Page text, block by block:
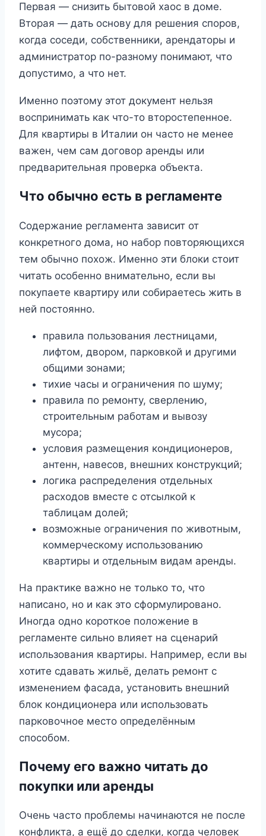
Первая — снизить бытовой хаос в доме.
Вторая — дать основу для решения споров,
когда соседи, собственники, арендаторы и
администратор по-разному понимают, что
допустимо, а что нет.
Именно поэтому этот документ нельзя
воспринимать как что-то второстепенное.
Для квартиры в Италии он часто не менее
важен, чем сам договор аренды или
предварительная проверка объекта.
Что обычно есть в регламенте
Содержание регламента зависит от
конкретного дома, но набор повторяющихся
тем обычно похож. Именно эти блоки стоит
читать особенно внимательно, если вы
покупаете квартиру или собираетесь жить в
ней постоянно.
правила пользования лестницами,
лифтом, двором, парковкой и другими
общими зонами;
тихие часы и ограничения по шуму;
правила по ремонту, сверлению,
строительным работам и вывозу
мусора;
условия размещения кондиционеров,
антенн, навесов, внешних конструкций;
логика распределения отдельных
расходов вместе с отсылкой к
таблицам долей;
возможные ограничения по животным,
коммерческому использованию
квартиры и отдельным видам аренды.
На практике важно не только то, что
написано, но и как это сформулировано.
Иногда одно короткое положение в
регламенте сильно влияет на сценарий
использования квартиры. Например, если вы
хотите сдавать жильё, делать ремонт с
изменением фасада, установить внешний
блок кондиционера или использовать
парковочное место определённым
способом.
Почему его важно читать до
покупки или аренды
Очень часто проблемы начинаются не после
конфликта, а ещё до сделки, когда человек